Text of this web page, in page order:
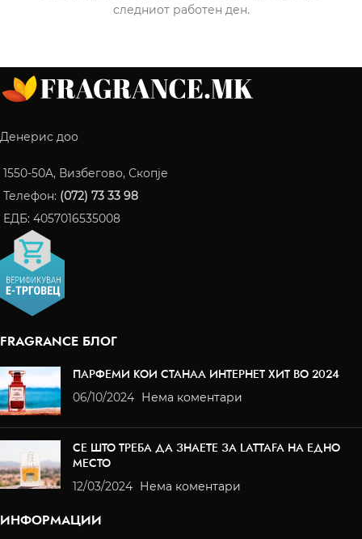
следниот работен ден.
Денерис доо
1550-50A, Визбегово, Скопје
Телефон: (072) 73 33 98
ЕДБ: 4057016535008
FRAGRANCE БЛОГ
ПАРФЕМИ КОИ СТАНАА ИНТЕРНЕТ ХИТ ВО 2024
06/10/2024 Нема коментари
СЕ ШТО ТРЕБА ДА ЗНАЕТЕ ЗА LATTAFA НА ЕДНО
МЕСТО
12/03/2024 Нема коментари
ИНФОРМАЦИИ